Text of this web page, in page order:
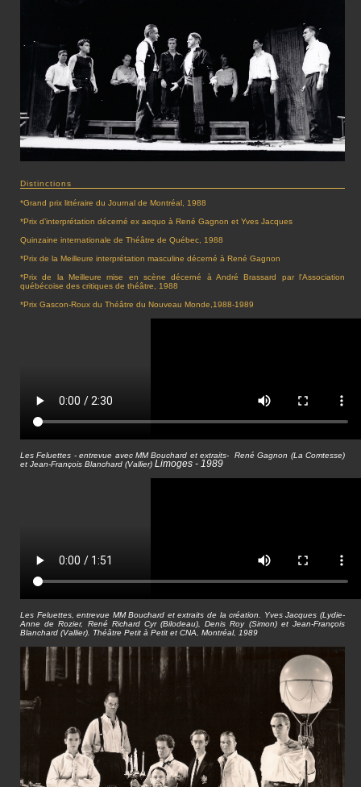
Distinctions
*Grand prix littéraire du Journal de Montréal, 1988
*Prix d’interprétation décerné ex aequo à René Gagnon et Yves Jacques
Quinzaine internationale de Théâtre de Québec, 1988
*Prix de la Meilleure interprétation masculine décerné à René Gagnon
*Prix de la Meilleure mise en scène décerné à André Brassard par l'Association
québécoise des critiques de théâtre, 1988
*Prix Gascon-Roux du Théâtre du Nouveau Monde,1988-1989
Les Feluettes - entrevue avec MM Bouchard et extraits- René Gagnon (La Comtesse)
et Jean-François Blanchard (Vallier) Limoges - 1989
Les Feluettes, entrevue MM Bouchard et extraits de la création. Yves Jacques (Lydie-
Anne de Rozier, René Richard Cyr (Bilodeau), Denis Roy (Simon) et Jean-François
Blanchard (Vallier). Théâtre Petit à Petit et CNA, Montréal, 1989